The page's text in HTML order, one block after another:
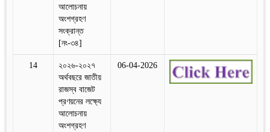
আলোচনায়
অংশগ্রহণ
সংক্রান্ত
[নং-৩৪]
14
২০২৬-২০২৭
অর্থবছরে জাতীয়
রাজস্ব বাজেট
প্রণয়নের লক্ষ্যে
আলোচনায়
অংশগ্রহণ
06-04-2026